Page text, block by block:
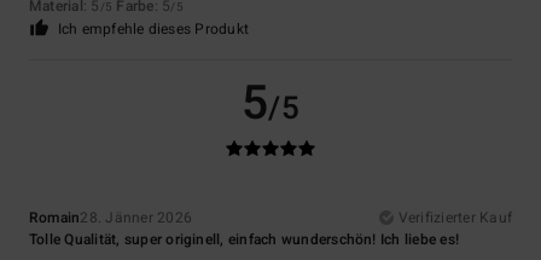
Material: 5 /5 Farbe: 5/5
Ich empfehle dieses Produkt
5/5
Romain28. Jänner 2026
Verifizierter Kauf
Tolle Qualität, super originell, einfach wunderschön! Ich liebe es!